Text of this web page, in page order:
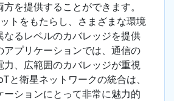
を提供することができます。
トをもたらし、さまざまな環境
なるレベルのカバレッジを提供
アプリケーションでは、通信の
力、広範囲のカバレッジが重視
と衛星ネットワークの統合は、
ーションにとって非常に魅力的